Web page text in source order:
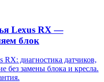
Lexus RX —
блок
RX: диагностика датчиков,
без замены блока и кресла.